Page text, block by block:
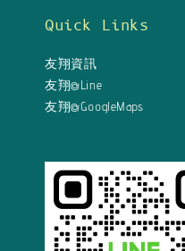
Quick Links
友翔資訊
友翔@Line
友翔@GoogleMaps